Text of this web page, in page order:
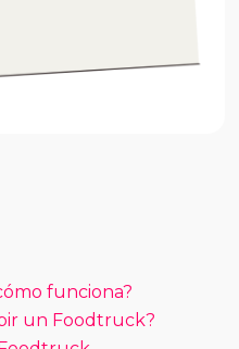
funciona?
un Foodtruck?